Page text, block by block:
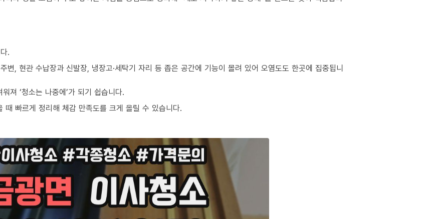
.
변, 현관 수납장과 신발장, 냉장고·세탁기 자리 등 좁은 공간에 기능이 몰려 있어 오염도도 한곳에 집중됩니
져 ‘청소는 나중에’가 되기 쉽습니다.
빠르게 정리해 체감 만족도를 크게 올릴 수 있습니다.